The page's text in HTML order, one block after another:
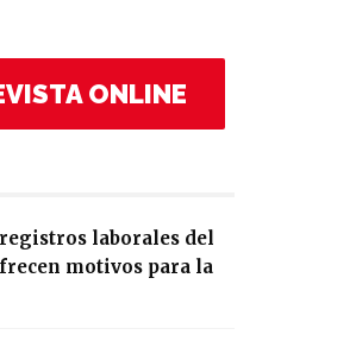
ONLINE
laborales del
motivos para la